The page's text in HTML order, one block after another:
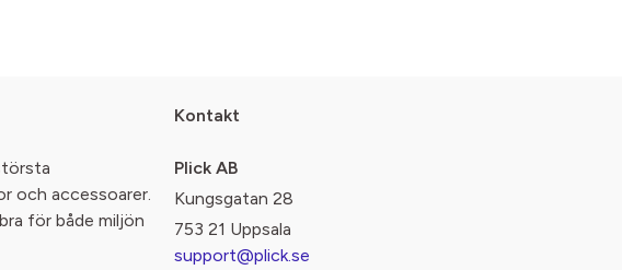
och accessoarer.
för både miljön
Kontakt
Plick AB
Kungsgatan 28
753 21 Uppsala
support@plick.se